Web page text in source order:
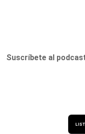
Suscríbete al